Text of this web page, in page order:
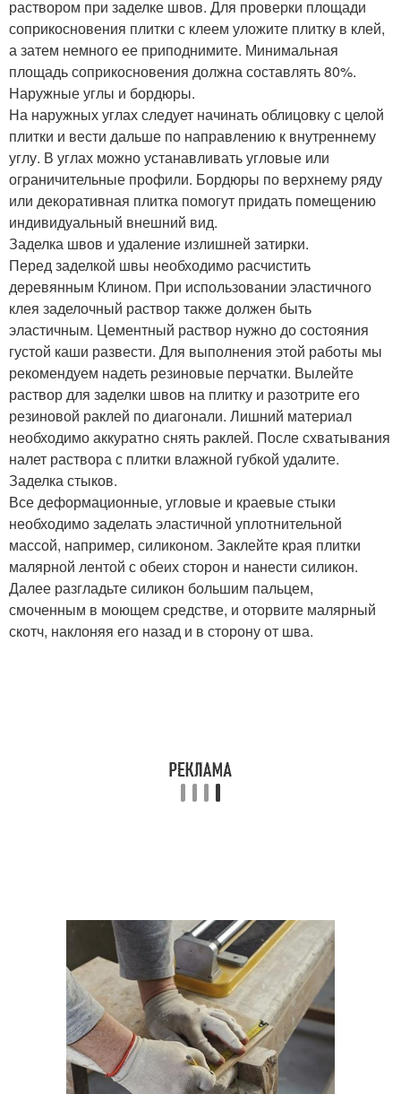
раствором при заделке швов. Для проверки площади
соприкосновения плитки с клеем уложите плитку в клей,
а затем немного ее приподнимите. Минимальная
площадь соприкосновения должна составлять 80%.
Наружные углы и бордюры.
На наружных углах следует начинать облицовку с целой
плитки и вести дальше по направлению к внутреннему
углу. В углах можно устанавливать угловые или
ограничительные профили. Бордюры по верхнему ряду
или декоративная плитка помогут придать помещению
индивидуальный внешний вид.
Заделка швов и удаление излишней затирки.
Перед заделкой швы необходимо расчистить
деревянным Клином. При использовании эластичного
клея заделочный раствор также должен быть
эластичным. Цементный раствор нужно до состояния
густой каши развести. Для выполнения этой работы мы
рекомендуем надеть резиновые перчатки. Вылейте
раствор для заделки швов на плитку и разотрите его
резиновой раклей по диагонали. Лишний материал
необходимо аккуратно снять раклей. После схватывания
налет раствора с плитки влажной губкой удалите.
Заделка стыков.
Все деформационные, угловые и краевые стыки
необходимо заделать эластичной уплотнительной
массой, например, силиконом. Заклейте края плитки
малярной лентой с обеих сторон и нанести силикон.
Далее разгладьте силикон большим пальцем,
смоченным в моющем средстве, и оторвите малярный
скотч, наклоняя его назад и в сторону от шва.